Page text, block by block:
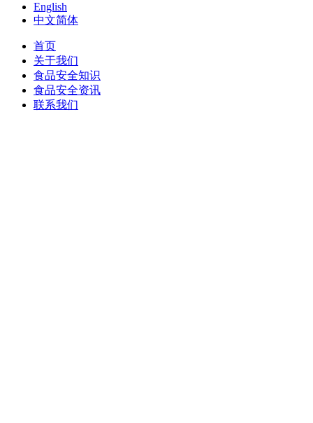
English
中文简体
首页
关于我们
食品安全知识
食品安全资讯
联系我们